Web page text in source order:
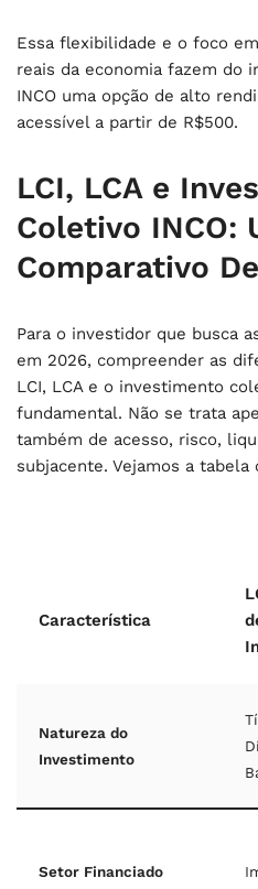
Essa flexibilidade e o foco
reais da economia fazem do
INCO uma opção de alto
acessível a partir de R$500.
LCI, LCA e
Coletivo INCO:
Comparativo
Para o investidor que busca
em 2026, compreender as
LCI, LCA e o investimento
fundamental. Não se trata
também de acesso, risco,
subjacente. Vejamos a tabela
Característica
Natureza do
Investimento
Setor Financiado